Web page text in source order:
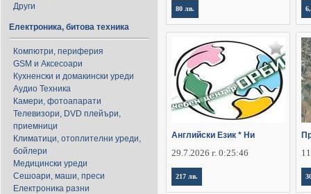
Други
Електроника, битова техника
Компютри, периферия
GSM и Аксесоари
Кухненски и домакински уреди
Аудио Техника
Камери, фотоапарати
Телевизори, DVD плейъри,
приемници
Климатици, отоплителни уреди,
бойлери
Медицински уреди
Сешоари, маши, преси
Електроника разни
80 лв.
Английски Език * Ни
29.7.2026 г. 0:25:46
217 лв.